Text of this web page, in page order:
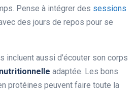
Pense à intégrer des sessions
des jours de repos pour se
incluent aussi d’écouter son corps
adaptée. Les bons
protéines peuvent faire toute la